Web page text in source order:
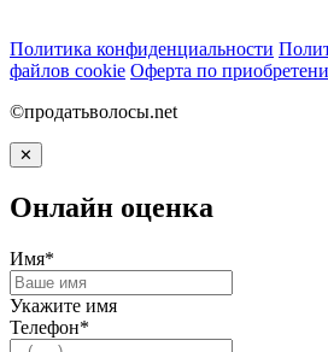
Политика конфиденциальности
файлов cookie Оферта по
©продатьволосы.net
✕
Онлайн оценка
Имя*
Укажите имя
Телефон*